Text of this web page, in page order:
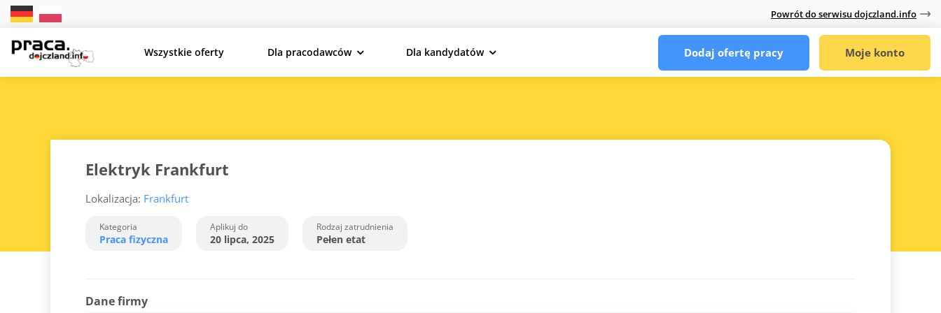
Powrót do serwisu dojczland.info
Wszystkie oferty Dla pracodawców Dla kandydatów Dodaj ofertę pracy Moje konto
Elektryk Frankfurt
Lokalizacja: Frankfurt
Kategoria
Praca fizyczna
Aplikuj do
20 lipca, 2025
Rodzaj zatrudnienia
Pełen etat
Dane firmy